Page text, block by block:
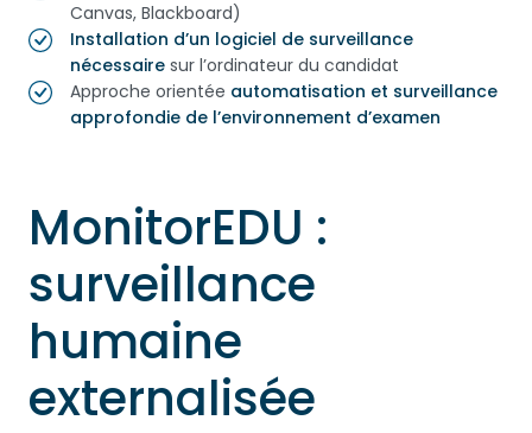
Canvas, Blackboard)
Installation d’un logiciel de surveillance
nécessaire sur l’ordinateur du candidat
Approche orientée automatisation et surveillance
approfondie de l’environnement d’examen
MonitorEDU :
surveillance
humaine
externalisée